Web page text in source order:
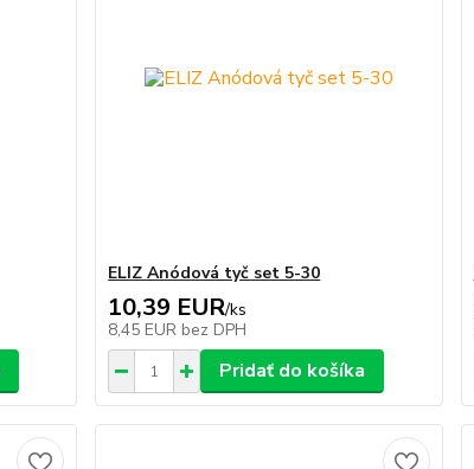
ELIZ Anódová tyč set 5-30
10,39 EUR/ks
8,45 EUR bez DPH
Pridať do košíka